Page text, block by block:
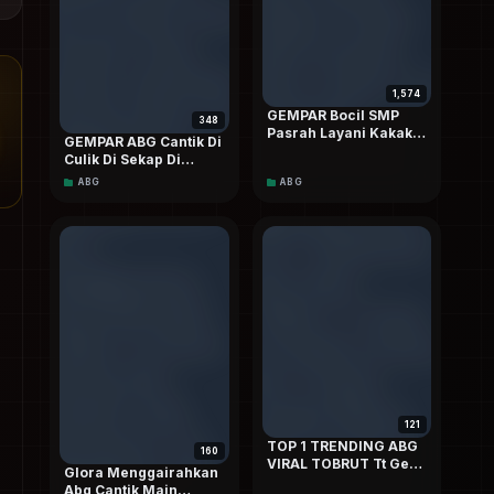
348
GEMPAR ABG Cantik Di
Culik Di Sekap Di
kosan Dan Di Ewew
Pemuas Nafsu Top
ABG
1,574
GEMPAR Bocil SMP
Pasrah Layani Kakak
VIRAL Terbaru Top
ABG
160
Glora Menggairahkan
Abg Cantik Main
121
TOP 1 TRENDING ABG
VIRAL TOBRUT Tt Gede